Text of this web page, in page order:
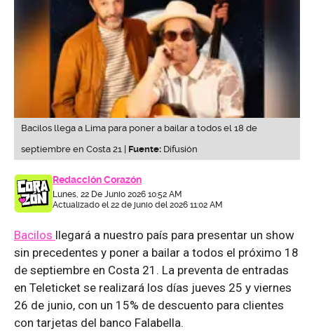
Bacilos llega a Lima para poner a bailar a todos el 18 de
septiembre en Costa 21 | Fuente: Difusión
Redacción Corazón
Lunes, 22 De Junio 2026 10:52 AM
Actualizado el 22 de junio del 2026 11:02 AM
Bacilos llegará a nuestro país para presentar un show
sin precedentes y poner a bailar a todos el próximo 18
de septiembre en Costa 21. La preventa de entradas
en Teleticket se realizará los días jueves 25 y viernes
26 de junio, con un 15% de descuento para clientes
con tarjetas del banco Falabella.